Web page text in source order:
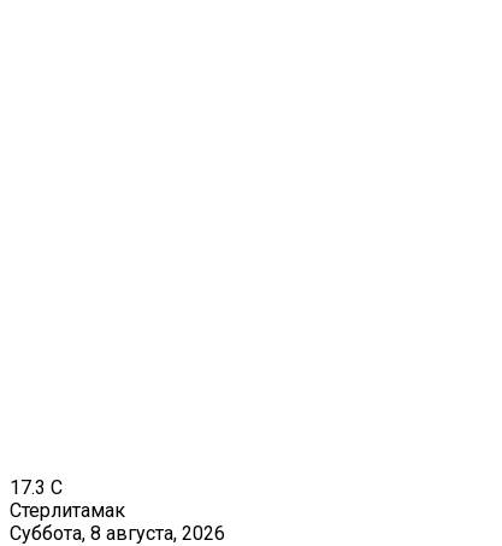
17.3 C
Стерлитамак
Суббота, 8 августа, 2026